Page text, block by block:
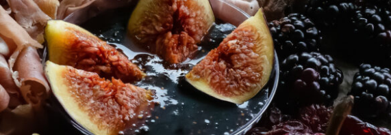
Many Photos Do My Ecommerce Products Need?